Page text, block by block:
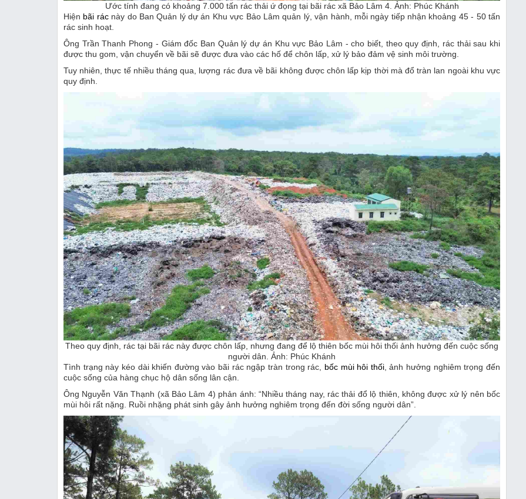
Ước tính đang có khoảng 7.000 tấn rác thải ứ đọng tại bãi rác xã Bảo Lâm 4. Ảnh: Phúc Khánh
Hiện bãi rácnày do Ban Quản lý dự án Khu vực Bảo Lâm quản lý, vận hành, mỗi ngày tiếp nhận khoảng 45 - 50 tấn
rác sinh hoạt.
Ông Trần Thanh Phong - Giám đốc Ban Quản lý dự án Khu vực Bảo Lâm - cho biết, theo quy định, rác thải sau khi
được thu gom, vận chuyển về bãi sẽ được đưa vào các hố để chôn lấp, xử lý bảo đảm vệ sinh môi trường.
Tuy nhiên, thực tế nhiều tháng qua, lượng rác đưa về bãi không được chôn lấp kịp thời mà đổ tràn lan ngoài khu vực
quy định.
Theo quy định, rác tại bãi rác này được chôn lấp, nhưng đang để lộ thiên bốc mùi hôi thối ảnh hưởng đến cuộc sống
người dân. Ảnh: Phúc Khánh
Tình trạng này kéo dài khiến đường vào bãi rác ngập tràn trong rác, bốc mùi hôi thối, ảnh hưởng nghiêm trọng đến
cuộc sống của hàng chục hộ dân sống lân cận.
Ông Nguyễn Văn Thạnh (xã Bảo Lâm 4) phản ánh: “Nhiều tháng nay, rác thải đổ lộ thiên, không được xử lý nên bốc
mùi hôi rất nặng. Ruồi nhặng phát sinh gây ảnh hưởng nghiêm trọng đến đời sống người dân”.